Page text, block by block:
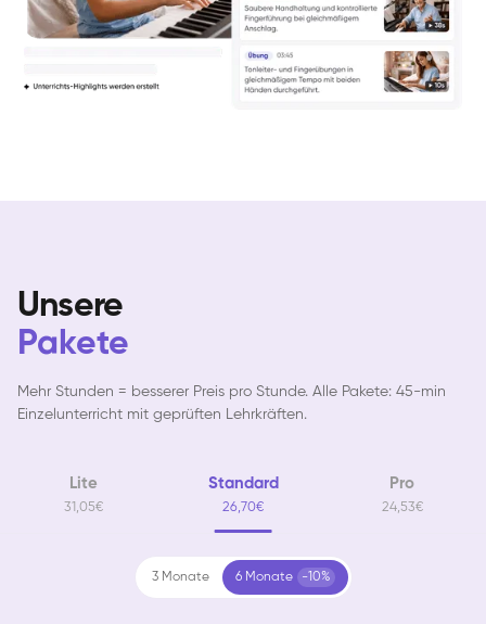
Klavier / Piano / Flügel
Katarzyna
Klavier / Piano / Flügel
Unsere
Pakete
Mehr Stunden = besserer Preis pro Stunde. Alle Pakete: 45-min
Einzelunterricht mit geprüften Lehrkräften.
Lite
31,05€
Standard
26,70€
Pro
24,53€
3 Monate 6 Monate -10%